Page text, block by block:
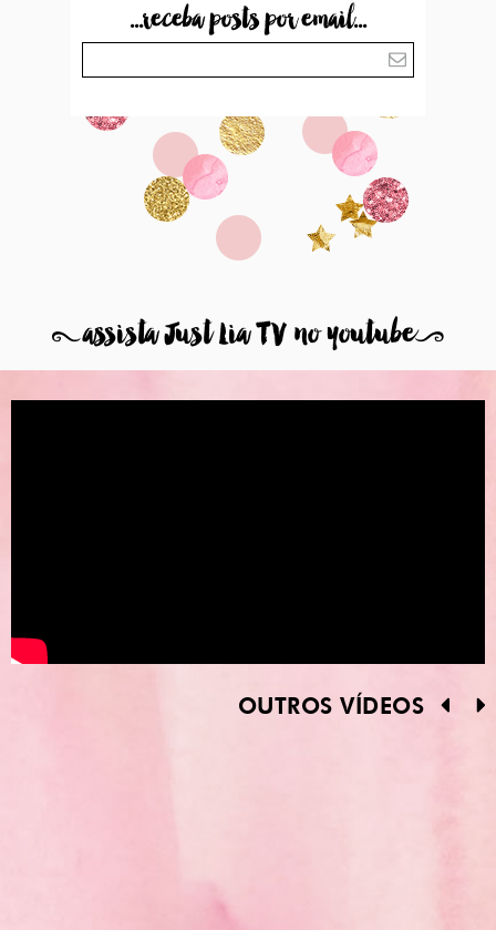
...receba posts por email...
8assista Just Lia TV no youtube9
OUTROS VÍDEOS